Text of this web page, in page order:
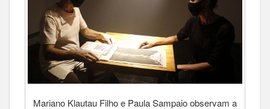
Mariano Klautau Filho e Paula Sampaio observam a